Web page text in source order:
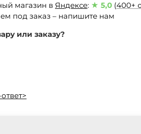
магазин в Яндексе: ★ 5,0 (400+
под заказ – напишите нам
или заказу?